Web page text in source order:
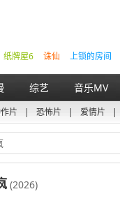
上锁的房间
诛仙
纸牌屋6
综艺 音乐MV
片 | 恐怖片 | 爱情片 |
(2026)